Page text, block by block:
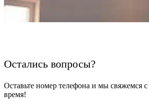
Остались вопросы?
Оставьте номер телефона и мы свяжемся
время!